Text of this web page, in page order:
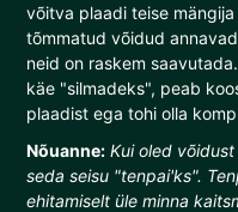
võitva plaadi teise
tõmmatud võidud
neid on raskem
käe "silmadeks", peab
plaadist ega tohi olla
Nõuanne: Kui oled
seda seisu "tenpai'ks".
ehitamiselt üle minna